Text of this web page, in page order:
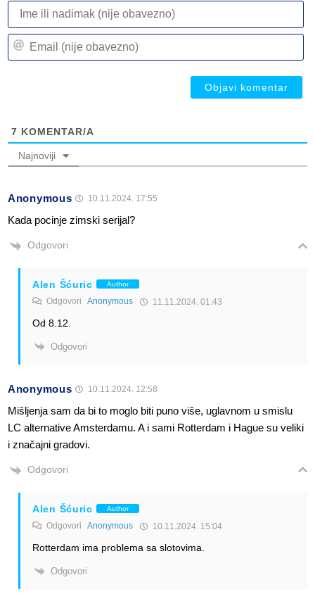
7 KOMENTAR/A
Najnoviji
Anonymous 10.11.2024. 17:55
Kada pocinje zimski serijal?
Odgovori
Alen Šćuric Author
Odgovori Anonymous 11.11.2024. 01:43
Od 8.12.
Odgovori
Anonymous 10.11.2024. 12:58
Mišljenja sam da bi to moglo biti puno više, uglavnom u smislu
LC alternative Amsterdamu. A i sami Rotterdam i Hague su veliki
i značajni gradovi.
Odgovori
Alen Šćuric Author
Odgovori Anonymous 10.11.2024. 15:04
Rotterdam ima problema sa slotovima.
Odgovori